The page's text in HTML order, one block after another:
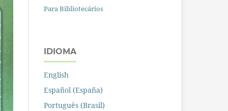
Para Bibliotecários
IDIOMA
English
Español (España)
Português (Brasil)